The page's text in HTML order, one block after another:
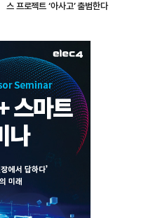
스 프로젝트 ‘아사고’ 출범한다